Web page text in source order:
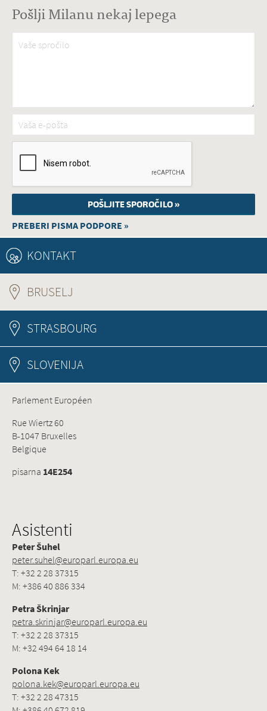
Pošlji Milanu nekaj lepega
Vaše spročilo*
Vaša e-pošta*
PREBERI PISMA PODPORE »
KONTAKT
BRUSELJ
STRASBOURG
SLOVENIJA
Parlement Européen
Rue Wiertz 60
B-1047 Bruxelles
Belgique
pisarna 14E254
Asistenti
Peter Šuhel
peter.suhel@europarl.europa.eu
T: +32 2 28 37315
M: +386 40 886 334
Petra Škrinjar
petra.skrinjar@europarl.europa.eu
T: +32 2 28 37315
M: +32 494 64 18 14
Polona Kek
polona.kek@europarl.europa.eu
T: +32 2 28 47315